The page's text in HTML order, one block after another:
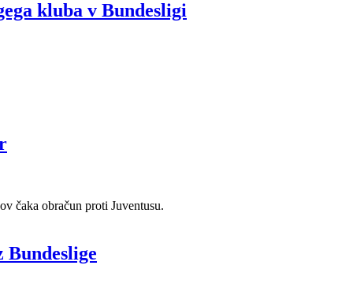
kluba v Bundesligi
čaka obračun proti Juventusu.
Bundeslige